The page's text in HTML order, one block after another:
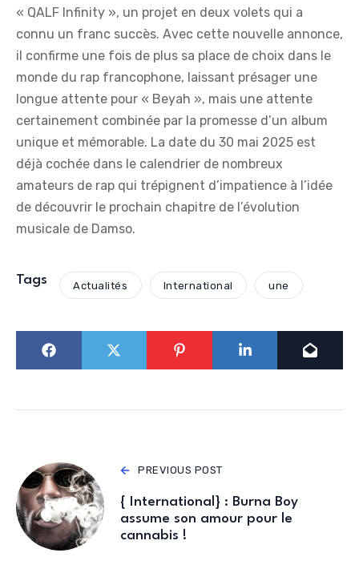
« QALF Infinity », un projet en deux volets qui a
connu un franc succès. Avec cette nouvelle annonce,
il confirme une fois de plus sa place de choix dans le
monde du rap francophone, laissant présager une
longue attente pour « Beyah », mais une attente
certainement combinée par la promesse d’un album
unique et mémorable. La date du 30 mai 2025 est
déjà cochée dans le calendrier de nombreux
amateurs de rap qui trépignent d’impatience à l’idée
de découvrir le prochain chapitre de l’évolution
musicale de Damso.
Tags Actualités International une
PREVIOUS POST
{ International} : Burna Boy
assume son amour pour le
cannabis !